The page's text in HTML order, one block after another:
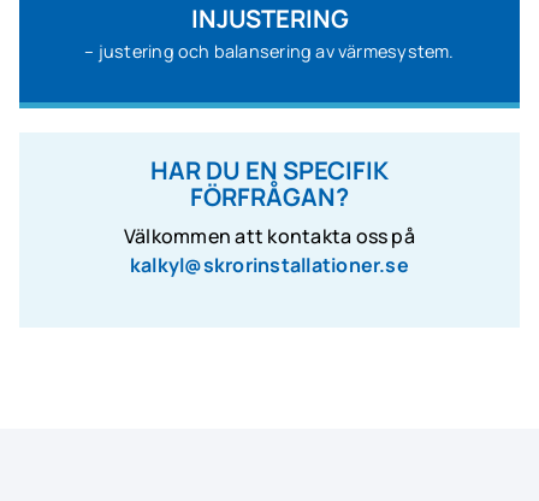
INJUSTERING
– justering och balansering av värmesystem.
HAR DU EN SPECIFIK
FÖRFRÅGAN?
Välkommen att kontakta oss på
kalkyl@skrorinstallationer.se